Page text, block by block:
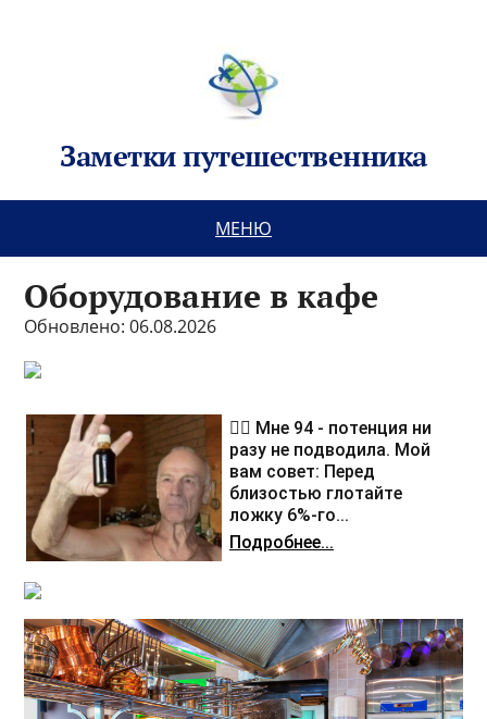
Заметки путешественника
МЕНЮ
Оборудование в кафе
Обновлено: 06.08.2026
❤️‍🔥 Мне 94 - потенция ни
разу не подводила. Мой
вам совет: Перед
близостью глотайте
ложку 6%-го...
Подробнее...